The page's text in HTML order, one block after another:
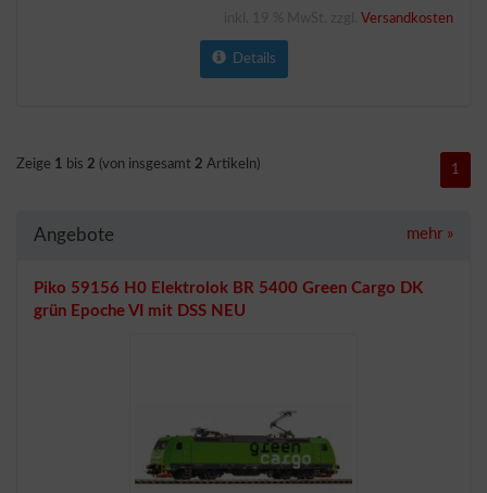
Versandkosten
Details
Zeige 1 bis 2 (von insgesamt 2 Artikeln) 1
Angebote mehr »
Piko 59156 H0 Elektrolok BR 5400 Green Cargo DK
grün Epoche VI mit DSS NEU